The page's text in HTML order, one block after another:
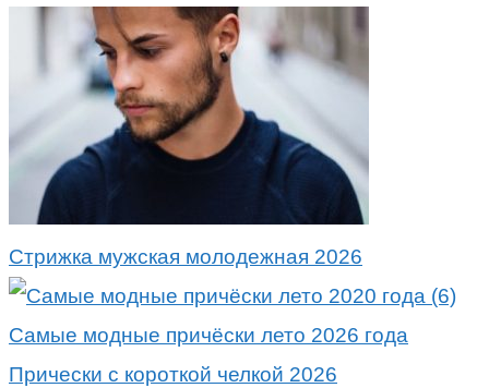
Стрижка мужская молодежная 2026
Самые модные причёски лето 2026 года
Прически с короткой челкой 2026